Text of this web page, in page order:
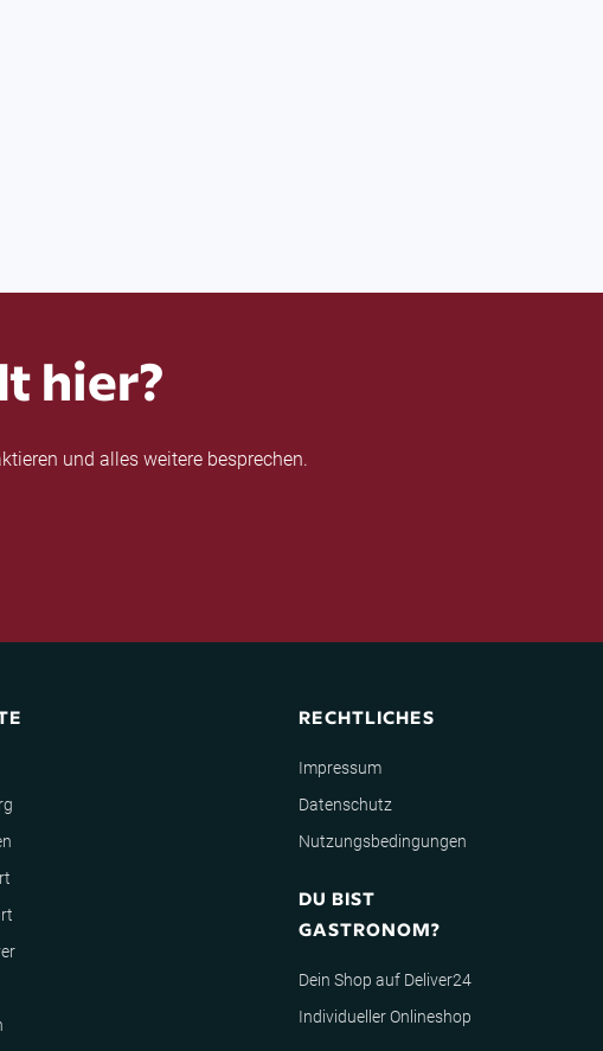
hier?
und alles weitere besprechen.
RECHTLICHES
Impressum
Datenschutz
Nutzungsbedingungen
DU BIST
GASTRONOM?
Dein Shop auf Deliver24
Individueller Onlineshop